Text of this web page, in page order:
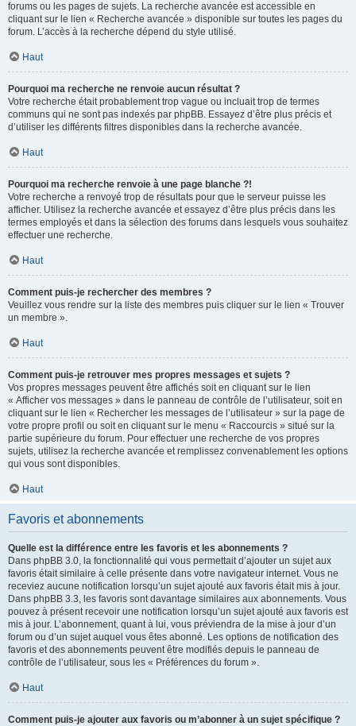
forums ou les pages de sujets. La recherche avancée est accessible en
cliquant sur le lien « Recherche avancée » disponible sur toutes les pages du
forum. L’accès à la recherche dépend du style utilisé.
Haut
Pourquoi ma recherche ne renvoie aucun résultat ?
Votre recherche était probablement trop vague ou incluait trop de termes
communs qui ne sont pas indexés par phpBB. Essayez d’être plus précis et
d’utiliser les différents filtres disponibles dans la recherche avancée.
Haut
Pourquoi ma recherche renvoie à une page blanche ?!
Votre recherche a renvoyé trop de résultats pour que le serveur puisse les
afficher. Utilisez la recherche avancée et essayez d’être plus précis dans les
termes employés et dans la sélection des forums dans lesquels vous souhaitez
effectuer une recherche.
Haut
Comment puis-je rechercher des membres ?
Veuillez vous rendre sur la liste des membres puis cliquer sur le lien « Trouver
un membre ».
Haut
Comment puis-je retrouver mes propres messages et sujets ?
Vos propres messages peuvent être affichés soit en cliquant sur le lien
« Afficher vos messages » dans le panneau de contrôle de l’utilisateur, soit en
cliquant sur le lien « Rechercher les messages de l’utilisateur » sur la page de
votre propre profil ou soit en cliquant sur le menu « Raccourcis » situé sur la
partie supérieure du forum. Pour effectuer une recherche de vos propres
sujets, utilisez la recherche avancée et remplissez convenablement les options
qui vous sont disponibles.
Haut
Favoris et abonnements
Quelle est la différence entre les favoris et les abonnements ?
Dans phpBB 3.0, la fonctionnalité qui vous permettait d’ajouter un sujet aux
favoris était similaire à celle présente dans votre navigateur internet. Vous ne
receviez aucune notification lorsqu’un sujet ajouté aux favoris était mis à jour.
Dans phpBB 3.3, les favoris sont davantage similaires aux abonnements. Vous
pouvez à présent recevoir une notification lorsqu’un sujet ajouté aux favoris est
mis à jour. L’abonnement, quant à lui, vous préviendra de la mise à jour d’un
forum ou d’un sujet auquel vous êtes abonné. Les options de notification des
favoris et des abonnements peuvent être modifiés depuis le panneau de
contrôle de l’utilisateur, sous les « Préférences du forum ».
Haut
Comment puis-je ajouter aux favoris ou m’abonner à un sujet spécifique ?